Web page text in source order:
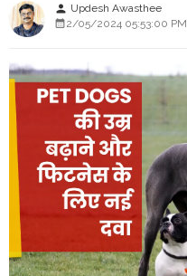
person Updesh Awasthee
2/05/2024 05:53:00 PM